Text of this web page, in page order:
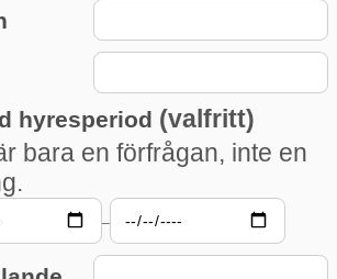
hyresperiod (valfritt)
bara en förfrågan, inte en
–